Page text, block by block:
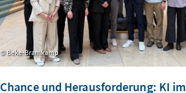
Beke-Bramkamp
Chance und Herausforderung: KI im